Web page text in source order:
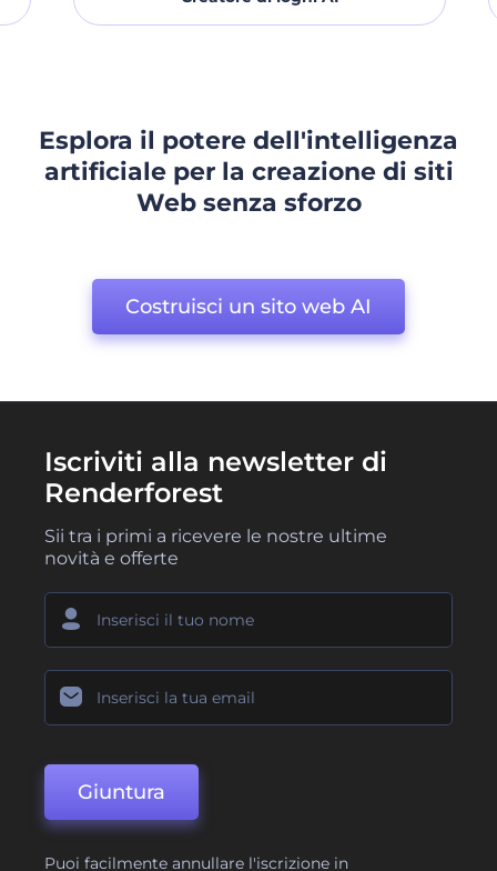
Esplora il potere dell'intelligenza
artificiale per la creazione di siti
Web senza sforzo
Costruisci un sito web AI
Iscriviti alla newsletter di
Renderforest
Sii tra i primi a ricevere le nostre ultime
novità e offerte
Giuntura
Puoi facilmente annullare l'iscrizione in